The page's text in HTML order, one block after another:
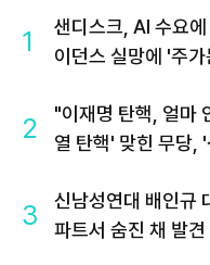
1
샌디스크, AI 수요
이던스 실망에 '주
2
"이재명 탄핵, 얼마
열 탄핵' 맞힌 무당,
3
신남성연대 배인규
파트서 숨진 채 발견